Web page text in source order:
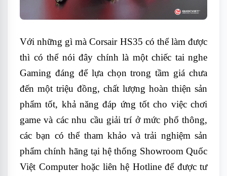
Với những gì mà Corsair HS35 có thể làm được
thì có thể nói đây chính là một chiếc tai nghe
Gaming đáng để lựa chọn trong tầm giá chưa
đến một triệu đồng, chất lượng hoàn thiện sản
phẩm tốt, khả năng đáp ứng tốt cho việc chơi
game và các nhu cầu giải trí ở mức phổ thông,
các bạn có thể tham khảo và trải nghiệm sản
phẩm chính hãng tại hệ thống Showroom Quốc
Việt Computer hoặc liên hệ Hotline để được tư